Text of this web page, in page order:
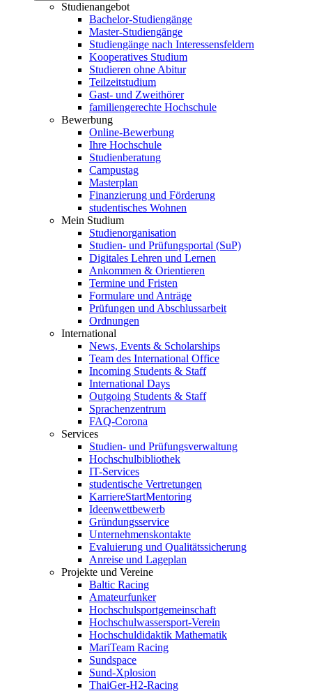
Studienangebot
Bachelor-Studiengänge
Master-Studiengänge
Studiengänge nach Interessensfeldern
Kooperatives Studium
Studieren ohne Abitur
Teilzeitstudium
Gast- und Zweithörer
familiengerechte Hochschule
Bewerbung
Online-Bewerbung
Ihre Hochschule
Studienberatung
Campustag
Masterplan
Finanzierung und Förderung
studentisches Wohnen
Mein Studium
Studienorganisation
Studien- und Prüfungsportal (SuP)
Digitales Lehren und Lernen
Ankommen & Orientieren
Termine und Fristen
Formulare und Anträge
Prüfungen und Abschlussarbeit
Ordnungen
International
News, Events & Scholarships
Team des International Office
Incoming Students & Staff
International Days
Outgoing Students & Staff
Sprachenzentrum
FAQ-Corona
Services
Studien- und Prüfungsverwaltung
Hochschulbibliothek
IT-Services
studentische Vertretungen
KarriereStartMentoring
Ideenwettbewerb
Gründungsservice
Unternehmenskontakte
Evaluierung und Qualitätssicherung
Anreise und Lageplan
Projekte und Vereine
Baltic Racing
Amateurfunker
Hochschulsportgemeinschaft
Hochschulwassersport-Verein
Hochschuldidaktik Mathematik
MariTeam Racing
Sundspace
Sund-Xplosion
ThaiGer-H2-Racing